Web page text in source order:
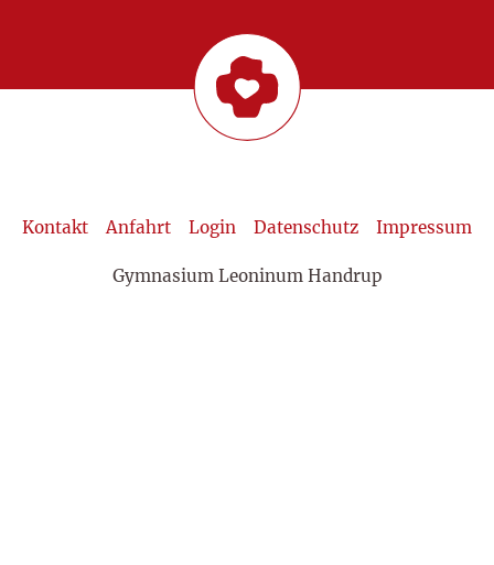
Kontakt Anfahrt Login Datenschutz Impressum
Gymnasium Leoninum Handrup